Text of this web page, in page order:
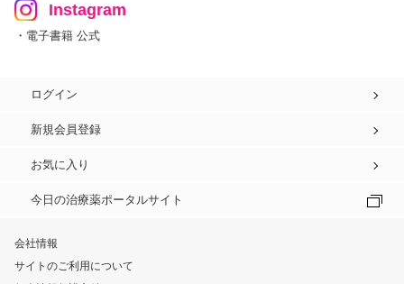
Instagram
・電子書籍 公式
ログイン
新規会員登録
お気に入り
今日の治療薬ポータルサイト
会社情報
サイトのご利用について